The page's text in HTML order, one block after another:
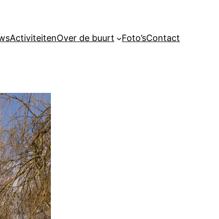
ActiviteitenOver de buurt Foto’sContact